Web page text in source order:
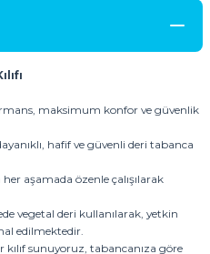
maksimum konfor ve güvenlik
hafif ve güvenli deri tabanca
aşamada özenle çalışılarak
vegetal deri kullanılarak, yetkin
edilmektedir.
kılıf sunuyoruz, tabancanıza göre